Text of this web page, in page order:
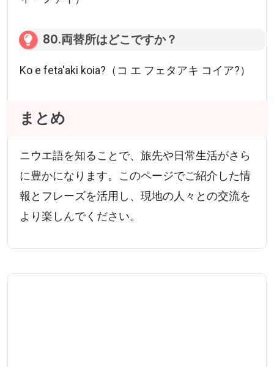
80.両替所はどこですか？
Ko e feta'aki koia?（コ エ フェタアキ コイア?）
まとめ
ニウエ語を知ることで、旅先や日常生活がさら
に豊かになります。このページでご紹介した情
報とフレーズを活用し、現地の人々との交流を
より楽しんでください。